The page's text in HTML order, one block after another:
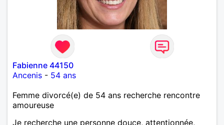
Fabienne 44150
Ancenis - 54 ans
Femme divorcé(e) de 54 ans recherche rencontre
amoureuse
Je recherche une personne douce, attentionnée,